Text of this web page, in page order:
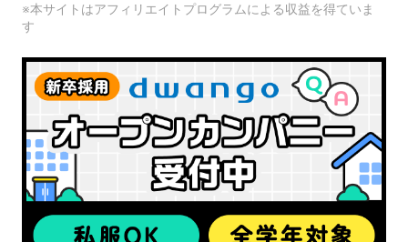
※本サイトはアフィリエイトプログラムによる収益を得ていま
す